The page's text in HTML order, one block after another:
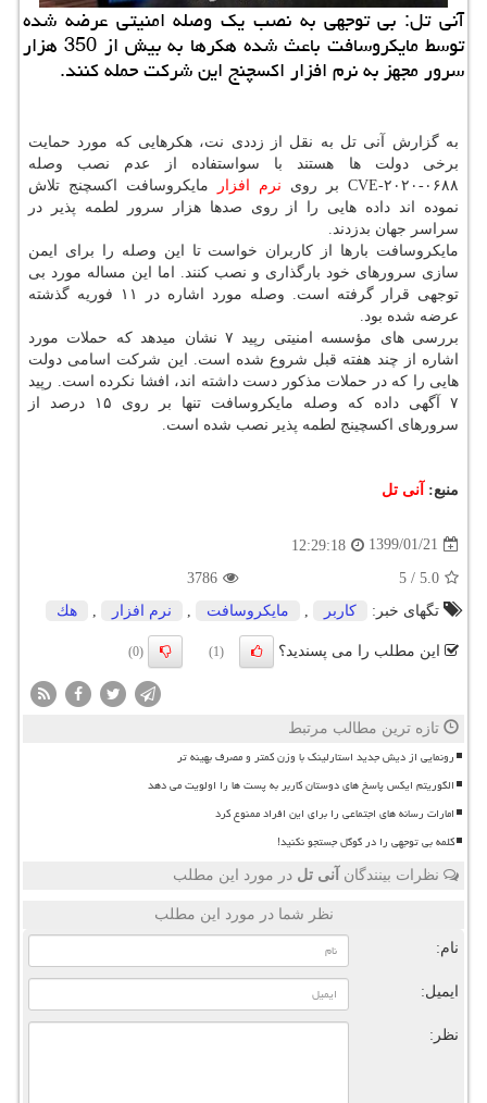
آنی تل: بی توجهی به نصب یك وصله امنیتی عرضه شده
توسط مایكروسافت باعث شده هكرها به بیش از 350 هزار
سرور مجهز به نرم افزار اكسچنج این شركت حمله كنند.
به گزارش آنی تل به نقل از زددی نت، هكرهایی كه مورد حمایت
برخی دولت ها هستند با سواستفاده از عدم نصب وصله
CVE-۲۰۲۰-۰۶۸۸ بر روی
نرم افزار
مایكروسافت اكسچنج تلاش
نموده اند داده هایی را از روی صدها هزار سرور لطمه پذیر در
سراسر جهان بدزدند.
مایكروسافت بارها از كاربران خواست تا این وصله را برای ایمن
سازی سرورهای خود بارگذاری و نصب كنند. اما این مساله مورد بی
توجهی قرار گرفته است. وصله مورد اشاره در ۱۱ فوریه گذشته
عرضه شده بود.
بررسی های مؤسسه امنیتی رپید ۷ نشان میدهد كه حملات مورد
اشاره از چند هفته قبل شروع شده است. این شركت اسامی دولت
هایی را كه در حملات مذكور دست داشته اند، افشا نكرده است. رپید
۷ آگهی داده كه وصله مایكروسافت تنها بر روی ۱۵ درصد از
سرورهای اكسچینج لطمه پذیر نصب شده است.
منبع: آنی تل
1399/01/21
12:29:18
5.0
/
5
3786
تگهای خبر:
كاربر مایكروسافت نرم افزار هك
این مطلب را می پسندید؟ (1)
(0)
تازه ترین مطالب مرتبط
رونمایی از دیش جدید استارلینک با وزن کمتر و مصرف بهینه تر
الگوریتم ایکس پاسخ های دوستان کاربر به پست ها را اولویت می دهد
امارات رسانه های اجتماعی را برای این افراد ممنوع کرد
کلمه بی توجهی را در گوگل جستجو نکنید!
نظرات بینندگان آنی تل در مورد این مطلب
نظر شما در مورد این مطلب
نام:
ایمیل:
نظر: